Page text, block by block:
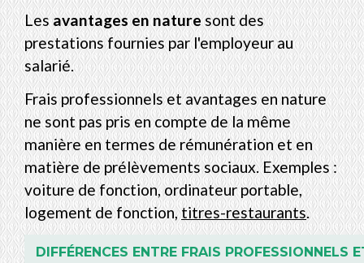
Lesavantages en naturesont des
prestations fournies par l'employeur au
salarié.
Frais professionnels et avantages en nature
ne sont pas pris en compte de la même
manière en termes de rémunération et en
matière de prélèvements sociaux. Exemples :
voiture de fonction, ordinateur portable,
logement de fonction,titres-restaurants.
DIFFÉRENCES ENTRE FRAIS PROFESSIONNELS